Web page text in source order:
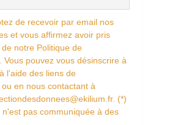
de recevoir par email nos
et vous affirmez avoir pris
notre Politique de
Vous pouvez vous désinscrire à
l'aide des liens de
en nous contactant à
(*)
n'est pas communiquée à des